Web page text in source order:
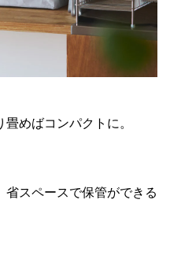
めばコンパクトに。
スペースで保管ができる